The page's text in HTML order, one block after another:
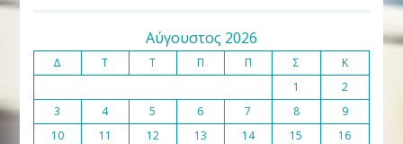
Αύγουστος 2026
Δ Τ Τ Π Π Σ
Κ
1
2
3
4 5 6 7 8
9
10
11 12 13 14 15
16